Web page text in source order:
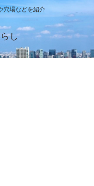
穴場などを紹介
し